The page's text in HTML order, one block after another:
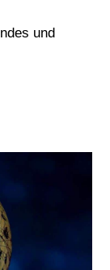
und